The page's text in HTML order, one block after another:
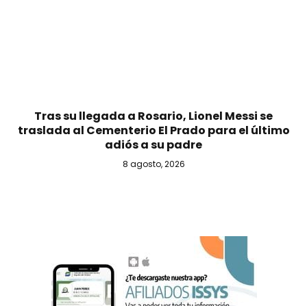
Tras su llegada a Rosario, Lionel Messi se
traslada al Cementerio El Prado para el último
adiós a su padre
8 agosto, 2026